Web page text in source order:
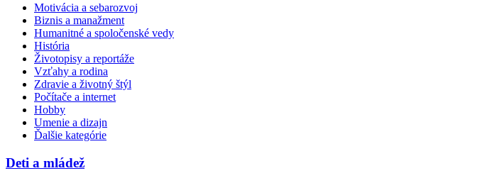
Motivácia a sebarozvoj
Biznis a manažment
Humanitné a spoločenské vedy
História
Životopisy a reportáže
Vzťahy a rodina
Zdravie a životný štýl
Počítače a internet
Hobby
Umenie a dizajn
Ďalšie kategórie
Deti a mládež